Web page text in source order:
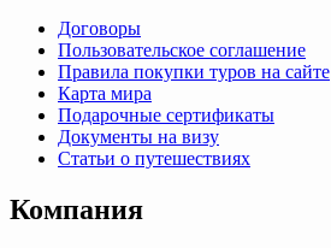
Договоры
Пользовательское соглашение
Правила покупки туров на сайте
Карта мира
Подарочные сертификаты
Документы на визу
Статьи о путешествиях
Компания